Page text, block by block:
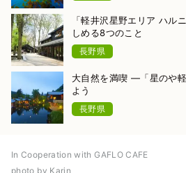
「軽井沢星野エリア ハル
しめる8つのこと
長野県
大自然を満喫 ―「星のや
よう
長野県
In Cooperation with GAFLO CAFE
photo by Karin